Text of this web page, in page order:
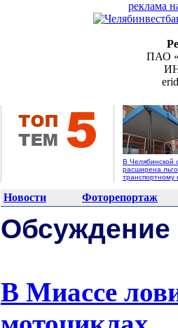
реклама
ПАО
В Челябинской
расширена
транспортному
Новости Фоторепортаж
В Миассе